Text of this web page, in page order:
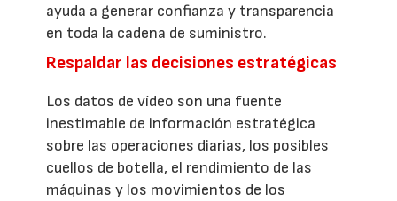
ayuda a generar confianza y transparencia
en toda la cadena de suministro.
Respaldar las decisiones estratégicas
Los datos de vídeo son una fuente
inestimable de información estratégica
sobre las operaciones diarias, los posibles
cuellos de botella, el rendimiento de las
máquinas y los movimientos de los